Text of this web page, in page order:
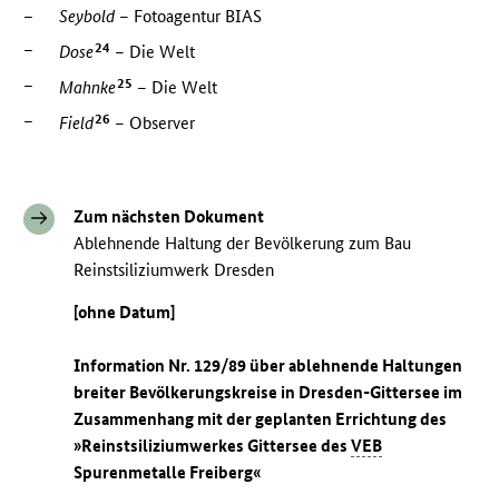
–
Seybold – Fotoagentur BIAS
–
Dose24 – Die Welt
–
Mahnke25 – Die Welt
–
Field26 – Observer
Zum nächsten Dokument
Ablehnende Haltung der Bevölkerung zum Bau
Reinstsiliziumwerk Dresden
[ohne Datum]
Information Nr. 129/89 über ablehnende Haltungen
breiter Bevölkerungskreise in Dresden-Gittersee im
Zusammenhang mit der geplanten Errichtung des
»Reinstsiliziumwerkes Gittersee desVEB
Spurenmetalle Freiberg«